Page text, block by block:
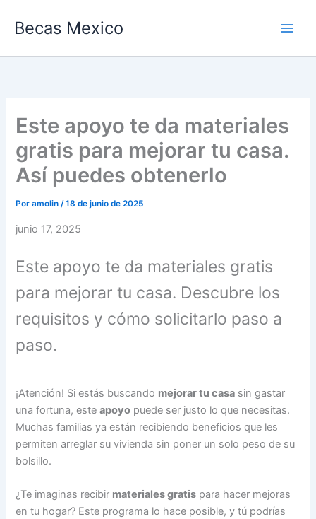
Becas Mexico
Este apoyo te da materiales
gratis para mejorar tu casa.
Así puedes obtenerlo
Poramolin/18 de junio de 2025
junio 17, 2025
Este apoyo te da materiales gratis
para mejorar tu casa. Descubre los
requisitos y cómo solicitarlo paso a
paso.
¡Atención! Si estás buscando mejorar tu casa sin gastar
una fortuna, esteapoyo puede ser justo lo que necesitas.
Muchas familias ya están recibiendo beneficios que les
permiten arreglar su vivienda sin poner un solo peso de su
bolsillo.
¿Te imaginas recibir materiales gratis para hacer mejoras
en tu hogar? Este programa lo hace posible, y tú podrías